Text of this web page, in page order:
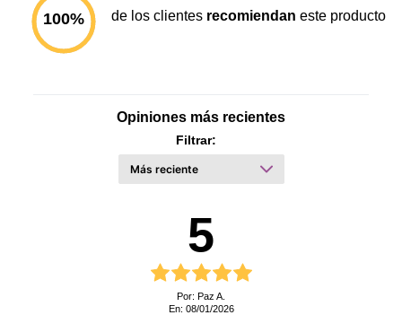
100% de los clientesrecomiendan este producto
Opiniones más recientes
Filtrar:
5
Por: Paz A.
En: 08/01/2026